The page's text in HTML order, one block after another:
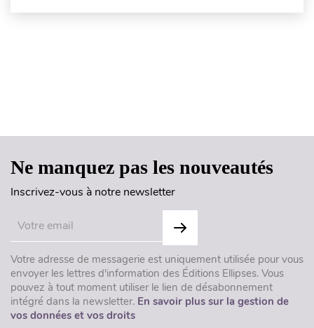
Ne manquez pas les nouveautés
Inscrivez-vous à notre newsletter
Votre adresse de messagerie est uniquement utilisée pour vous
envoyer les lettres d'information des Éditions Ellipses. Vous
pouvez à tout moment utiliser le lien de désabonnement
intégré dans la newsletter. En savoir plus sur la gestion de
vos données et vos droits